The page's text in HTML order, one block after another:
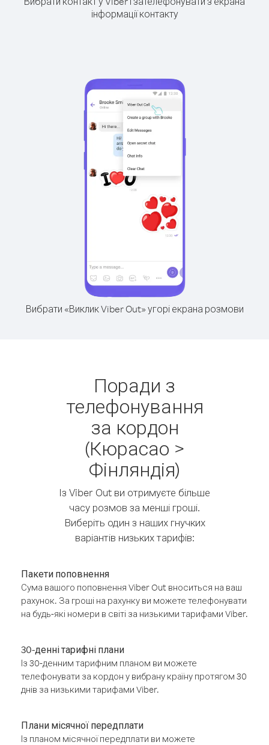
інформації контакту
Вибрати «Виклик Viber Out» угорі екрана розмови
Поради з
телефонування
за кордон
(Кюрасао >
Фінляндія)
Із Viber Out ви отримуєте більше
часу розмов за менші гроші.
Виберіть один з наших гнучких
варіантів низьких тарифів:
Пакети поповнення
Сума вашого поповнення Viber Out вноситься на ваш
рахунок. За гроші на рахунку ви можете телефонувати
на будь-які номери в світі за низькими тарифами Viber.
30-денні тарифні плани
Із 30-денним тарифним планом ви можете
телефонувати за кордон у вибрану країну протягом 30
днів за низькими тарифами Viber.
Плани місячної передплати
Із планом місячної передплати ви можете